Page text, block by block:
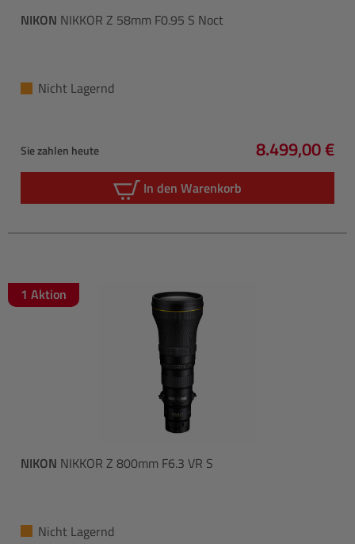
NIKON NIKKOR Z 58mm F0.95 S Noct
Nicht Lagernd
Sie zahlen heute
Regulärer
8.499,00 €
In den Warenkorb
1 Aktion
NIKON NIKKOR Z 800mm F6.3 VR S
Nicht Lagernd